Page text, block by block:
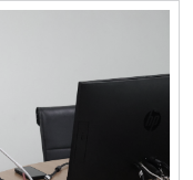
ห้องประชุมวิภาวดี
อท เซ็นทรัลพลาซา
ดโดย หน่วยบริหาร
A) ภายใต้การ
ตกรรมเพื่อเพิ่มความ
พ.) เพื่อเป็นเวทีเผย
งานวิจัย เทคโนโลยี